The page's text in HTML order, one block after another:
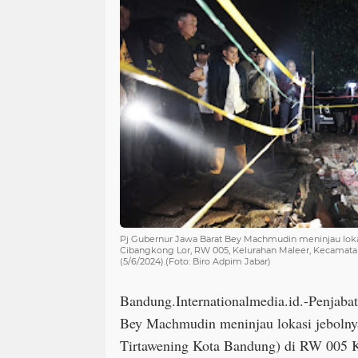
Pj Gubernur Jawa Barat Bey Machmudin meninjau
Cibangkong Lor, RW 005, Kelurahan Maleer,
(5/6/2024).(Foto: Biro Adpim Jabar)
Bandung.Internationalmedia.id.-
Bey Machmudin meninjau lokasi
Tirtawening Kota Bandung) di RW 005